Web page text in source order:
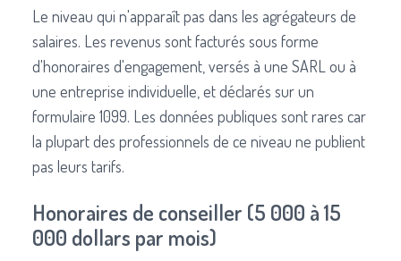
Le niveau qui n'apparaît pas dans les agrégateurs de
salaires. Les revenus sont facturés sous forme
d'honoraires d'engagement, versés à une SARL ou à
une entreprise individuelle, et déclarés sur un
formulaire 1099. Les données publiques sont rares car
la plupart des professionnels de ce niveau ne publient
pas leurs tarifs.
Honoraires de conseiller (5 000 à 15
000 dollars par mois)